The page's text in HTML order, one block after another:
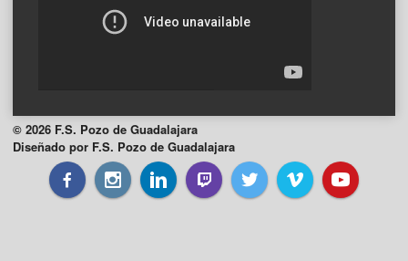
© 2026 F.S. Pozo de Guadalajara
Diseñado por F.S. Pozo de Guadalajara